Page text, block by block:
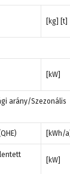
[kg] [t]
[kW]
arány/Szezonális
[kWh/a]
[kW]